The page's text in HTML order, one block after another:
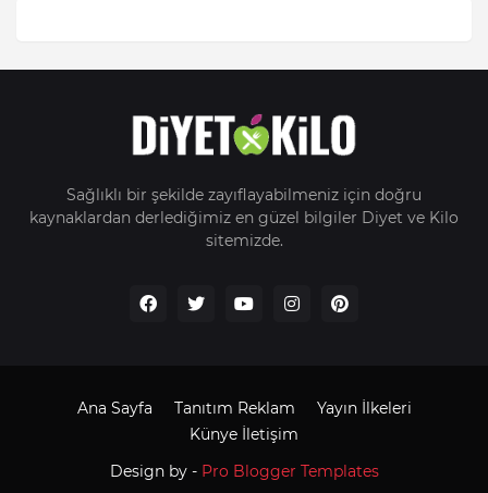
Sağlıklı bir şekilde zayıflayabilmeniz için doğru
kaynaklardan derlediğimiz en güzel bilgiler Diyet ve Kilo
sitemizde.
Design by - Pro Blogger Templates
Ana Sayfa Tanıtım Reklam
Yayın İlkeleri
Künye İletişim